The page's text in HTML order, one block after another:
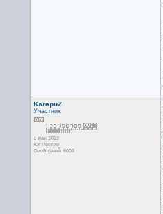
KarapuZ
Участник
с июн 2013
Юг России
Сообщений: 6003